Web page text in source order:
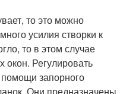
то это можно
усилия створки к
то в этом случае
окон. Регулировать
запорного
Они предназначены